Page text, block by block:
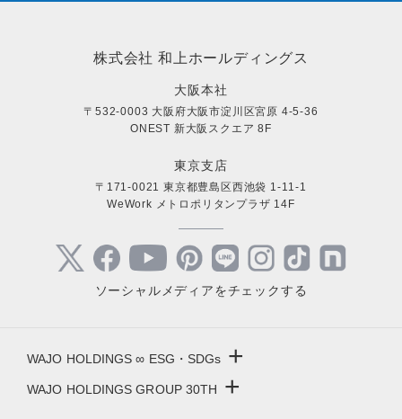
株式会社 和上ホールディングス
大阪本社
〒532-0003 大阪府大阪市淀川区宮原 4-5-36
ONEST 新大阪スクエア 8F
東京支店
〒171-0021 東京都豊島区西池袋 1-11-1
WeWork メトロポリタンプラザ 14F
ソーシャルメディアをチェックする
WAJO HOLDINGS ∞ ESG・SDGs +
WAJO HOLDINGS GROUP 30TH +